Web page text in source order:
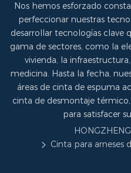
Nos hemos esforzado
perfeccionar nuestras
desarrollar tecnologías clave
gama de sectores, como la
vivienda, la
medicina. Hasta la fecha,
áreas de cinta de espuma
cinta de desmontaje
para satisfacer
HONGZHENG
Cinta para arneses